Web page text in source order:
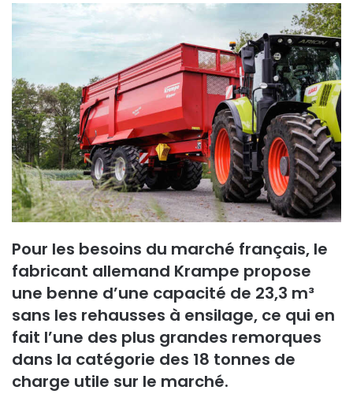
Pour les besoins du marché français, le
fabricant allemand Krampe propose
une benne d’une capacité de 23,3 m³
sans les rehausses à ensilage, ce qui en
fait l’une des plus grandes remorques
dans la catégorie des 18 tonnes de
charge utile sur le marché.